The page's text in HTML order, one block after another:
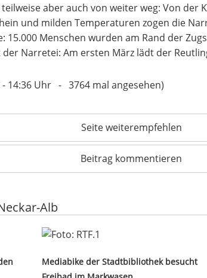
aber auch von weiter weg: Von der
und milden Temperaturen zogen die
15.000 Menschen wurden am Rand der
Narretei: Am ersten März lädt der
14:36 Uhr - 3764 mal angesehen)
Seite weiterempfehlen
Beitrag kommentieren
Alb
den Wochenmarkt
Mediabike der Stadtbibliothek
Mediabike der Stadtbibliothek besucht